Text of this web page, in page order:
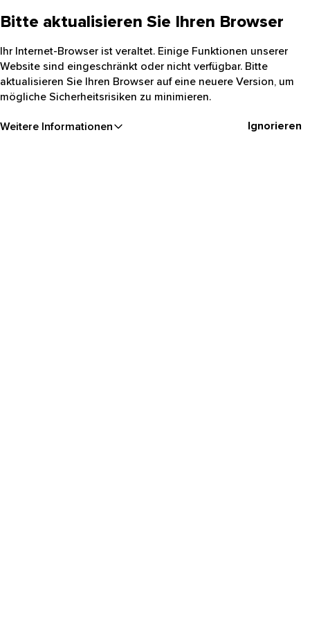
Bitte aktualisieren Sie Ihren Browser
Ihr Internet-Browser ist veraltet. Einige Funktionen unserer
Website sind eingeschränkt oder nicht verfügbar. Bitte
aktualisieren Sie Ihren Browser auf eine neuere Version, um
mögliche Sicherheitsrisiken zu minimieren.
Weitere Informationen Ignorieren